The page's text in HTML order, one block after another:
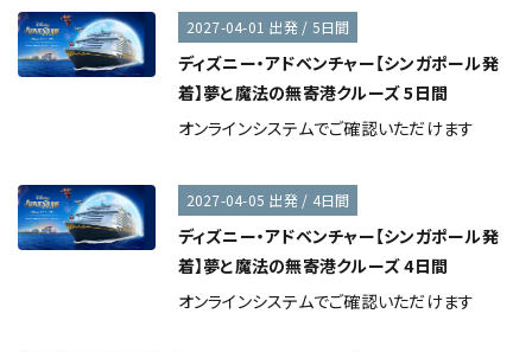
2027-04-01 出発 / 5日間
ディズニー・アドベンチャー【シンガポール発
着】夢と魔法の無寄港クルーズ 5日間
オンラインシステムでご確認いただけます
2027-04-05 出発 / 4日間
ディズニー・アドベンチャー【シンガポール発
着】夢と魔法の無寄港クルーズ 4日間
オンラインシステムでご確認いただけます